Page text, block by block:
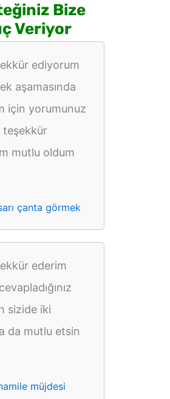
Bize
Veriyor
ediyorum
aşamasında
için yorumunuz
teşekkür
mutlu oldum
çanta görmek
ederim
sizide iki
da mutlu etsin
müjdesi